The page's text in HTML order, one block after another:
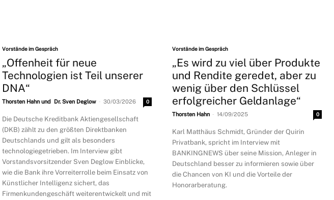
Vorstände im Gespräch
„Offenheit für neue
Technologien ist Teil unserer
DNA“
Thorsten Hahn und Dr. Sven Deglow - 30/03/2026 0
Die Deutsche Kreditbank Aktiengesellschaft
(DKB) zählt zu den größten Direktbanken
Deutschlands und gilt als besonders
technologiegetrieben. Im Interview gibt
Vorstandsvorsitzender Sven Deglow Einblicke,
wie die Bank ihre Vorreiterrolle beim Einsatz von
Künstlicher Intelligenz sichert, das
Firmenkundengeschäft weiterentwickelt und mit
Vorstände im Gespräch
„Es wird zu viel über Produkte
und Rendite geredet, aber zu
wenig über den Schlüssel
erfolgreicher Geldanlage“
Thorsten Hahn - 14/09/2025 0
Karl Matthäus Schmidt, Gründer der Quirin
Privatbank, spricht im Interview mit
BANKINGNEWS über seine Mission, Anleger in
Deutschland besser zu informieren sowie über
die Chancen von KI und die Vorteile der
Honorarberatung.